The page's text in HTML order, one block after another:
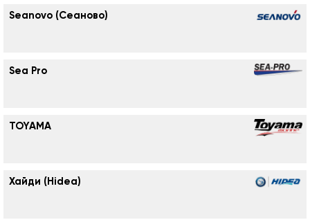
Seanovo (Сеаново)
Sea Pro
TOYAMA
Хайди (Hidea)